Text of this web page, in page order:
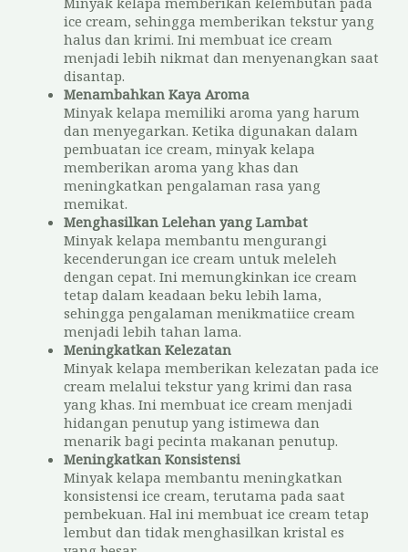
ice cream, sehingga memberikan tekstur yang
halus dan krimi. Ini membuat ice cream
menjadi lebih nikmat dan menyenangkan saat
disantap.
Menambahkan Kaya Aroma
Minyak kelapa memiliki aroma yang harum
dan menyegarkan. Ketika digunakan dalam
pembuatan ice cream, minyak kelapa
memberikan aroma yang khas dan
meningkatkan pengalaman rasa yang
memikat.
Menghasilkan Lelehan yang Lambat
Minyak kelapa membantu mengurangi
kecenderungan ice cream untuk meleleh
dengan cepat. Ini memungkinkan ice cream
tetap dalam keadaan beku lebih lama,
sehingga pengalaman menikmatiice cream
menjadi lebih tahan lama.
Meningkatkan Kelezatan
Minyak kelapa memberikan kelezatan pada ice
cream melalui tekstur yang krimi dan rasa
yang khas. Ini membuat ice cream menjadi
hidangan penutup yang istimewa dan
menarik bagi pecinta makanan penutup.
Meningkatkan Konsistensi
Minyak kelapa membantu meningkatkan
konsistensi ice cream, terutama pada saat
pembekuan. Hal ini membuat ice cream tetap
lembut dan tidak menghasilkan kristal es